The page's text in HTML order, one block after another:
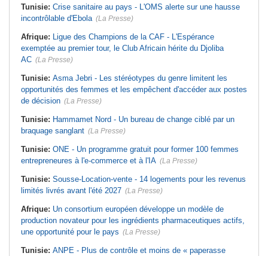
Tunisie: Crise sanitaire au pays - L'OMS alerte sur une hausse
incontrôlable d'Ebola (La Presse)
Afrique: Ligue des Champions de la CAF - L'Espérance
exemptée au premier tour, le Club Africain hérite du Djoliba
AC (La Presse)
Tunisie: Asma Jebri - Les stéréotypes du genre limitent les
opportunités des femmes et les empêchent d'accéder aux postes
de décision (La Presse)
Tunisie: Hammamet Nord - Un bureau de change ciblé par un
braquage sanglant (La Presse)
Tunisie: ONE - Un programme gratuit pour former 100 femmes
entrepreneures à l'e-commerce et à l'IA (La Presse)
Tunisie: Sousse-Location-vente - 14 logements pour les revenus
limités livrés avant l'été 2027 (La Presse)
Afrique: Un consortium européen développe un modèle de
production novateur pour les ingrédients pharmaceutiques actifs,
une opportunité pour le pays (La Presse)
Tunisie: ANPE - Plus de contrôle et moins de « paperasse